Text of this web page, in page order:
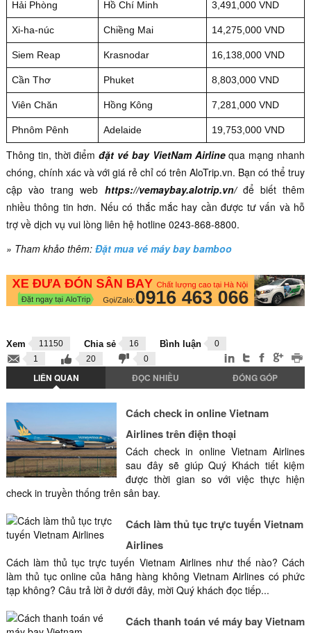
Hải Phòng Hồ Chí Minh 3,491,000 VND
Xi-ha-núc Chiềng Mai 14,275,000 VND
Siem Reap Krasnodar 16,138,000 VND
Cần Thơ Phuket 8,803,000 VND
Viên Chăn Hồng Kông 7,281,000 VND
Phnôm Pênh Adelaide 19,753,000 VND
Thông tin, thời điểmđặt vé bay VietNam Airlinequa mạng nhanh
chóng, chính xác và với giá rẻ chỉ có trên AloTrip.vn. Bạn có thể truy
cập vào trang web https://vemaybay.alotrip.vn/để biết thêm
nhiều thông tin hơn. Nếu có thắc mắc hay cần được tư vấn và hỗ
trợ về dịch vụ vui lòng liên hệ hotline 0243-868-8800.
» Tham khảo thêm: Đặt mua vé máy bay bamboo
Xem 11150 Chia sẻ 16 Bình luận
0
1
20 0
LIÊN QUAN ĐỌC NHIỀU ĐÓNG GÓP
Cách check in online Vietnam
Airlines trên điện thoại
Cách check in online Vietnam Airlines
sau đây sẽ giúp Quý Khách tiết kiệm
được thời gian so với việc thực hiện
check in truyền thống trên sân bay.
Cách làm thủ tục trực tuyến Vietnam
Airlines
Cách làm thủ tục trực tuyến Vietnam Airlines như thế nào? Cách
làm thủ tục online của hãng hàng không Vietnam Airlines có phức
tạp không? Câu trả lời ở dưới đây, mời Quý khách đọc tiếp...
Cách thanh toán vé máy bay Vietnam